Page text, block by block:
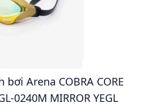
bơi Arena COBRA CORE
0240M MIRROR YEGL